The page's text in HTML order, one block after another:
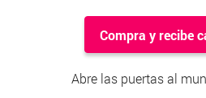
Compra y recibe
Abre las puertas al